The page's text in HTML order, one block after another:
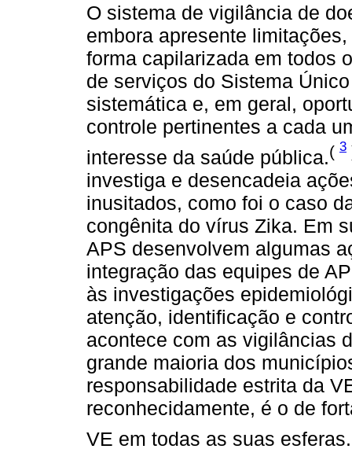
O sistema de vigilância de
embora apresente
forma capilarizada em todos
de serviços do Sistema
sistemática e, em geral,
controle pertinentes a cada
interesse da saúde pública.( 3
investiga e desencadeia
inusitados, como foi o caso
congênita do vírus Zika. Em
APS desenvolvem algumas
integração das equipes de
às investigações
atenção, identificação e
acontece com as vigilâncias
grande maioria dos
responsabilidade estrita da
reconhecidamente, é o de
VE em todas as suas esferas.